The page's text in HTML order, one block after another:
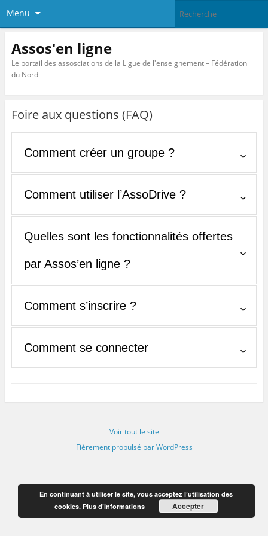
Menu
Assos'en ligne
Le portail des assosciations de la Ligue de l'enseignement – Fédération
du Nord
Foire aux questions (FAQ)
Comment créer un groupe ?
Comment utiliser l’AssoDrive ?
Quelles sont les fonctionnalités offertes
par Assos’en ligne ?
Comment s’inscrire ?
Comment se connecter
Voir tout le site
Fièrement propulsé par WordPress
En continuant à utiliser le site, vous acceptez l’utilisation des
cookies. Plus d’informations Accepter